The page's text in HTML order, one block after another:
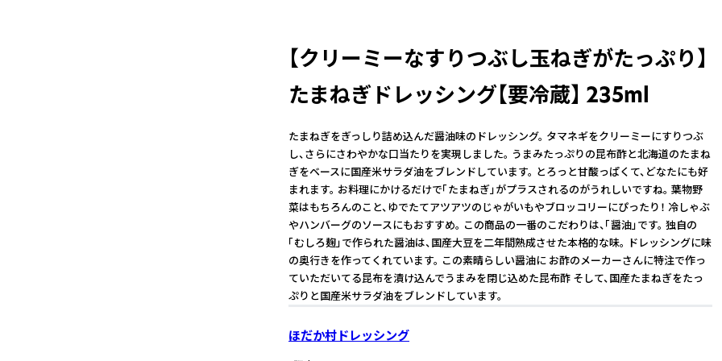
【クリーミーなすりつぶし玉ねぎがたっぷり】
たまねぎドレッシング【要冷蔵】 235ml
たまねぎをぎっしり詰め込んだ醤油味のドレッシング。 タマネギをクリーミーにすりつぶ
し、さらにさわやかな口当たりを実現しました。 うまみたっぷりの昆布酢と北海道のたまね
ぎをベースに国産米サラダ油をブレンドしています。 とろっと甘酸っぱくて、どなたにも好
まれます。 お料理にかけるだけで「たまねぎ」がプラスされるのがうれしいですね。 葉物野
菜はもちろんのこと、ゆでたてアツアツのじゃがいもやブロッコリーにぴったり！ 冷しゃぶ
やハンバーグのソースにもおすすめ。 この商品の一番のこだわりは、「醤油」です。 独自の
「むしろ麹」で作られた醤油は、国産大豆を二年間熟成させた本格的な味。 ドレッシングに味
の奥行きを作ってくれています。 この素晴らしい醤油に お酢のメーカーさんに特注で作っ
ていただいてる昆布を漬け込んでうまみを閉じ込めた昆布酢 そして、国産たまねぎをたっ
ぷりと国産米サラダ油をブレンドしています。
ほだか村ドレッシング